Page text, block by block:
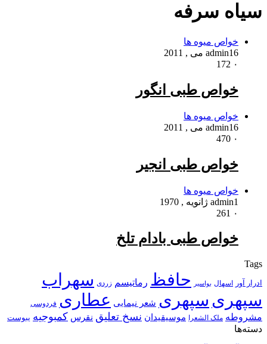
سیاه سرفه
خواص میوه ها
admin16 می , 2011
۰
خواص طبی انگور
خواص میوه ها
admin16 می , 2011
۰
خواص طبی انجیر
خواص میوه ها
admin1 ژانویه , 1970
۰
خواص طبی بادام تلخ
Tags
ادرار آور اسهال بواسیر حافظ رماتیسم زردی سهراب
سپهری سپهری شعر نیمایی عطاری فردوسی
مشروطه ملک الشعرا موسیقیدان نسخ تعلیق نقرس کمبوجیه یبوست
دسته‌ها